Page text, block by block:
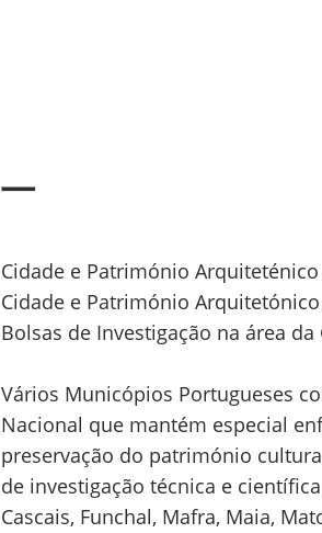
Cidade e Património Arquiteténico
Cidade e Património
Bolsas de Investigação na área
Vários Municópios Portugueses
Nacional que mantém especial
preservação do património
de investigação técnica e
Cascais, Funchal, Mafra, Maia,